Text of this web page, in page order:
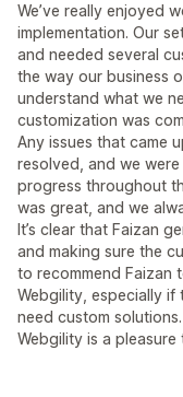
We’ve really enjoyed
implementation. Our
and needed several
the way our business
understand what we
customization was
Any issues that came
resolved, and we
progress throughout
was great, and we
It’s clear that Faizan
and making sure the
to recommend Faizan
Webgility, especially if
need custom solutions.
Webgility is a pleasure